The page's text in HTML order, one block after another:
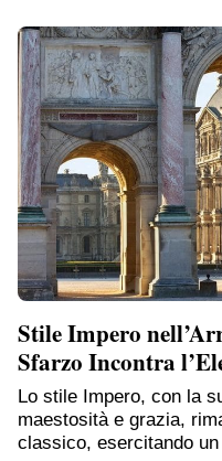
Stile Impero
Sfarzo Incontra
Lo stile Impero, con la
maestosità e grazia,
classico, esercitando